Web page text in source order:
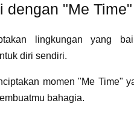
dengan "Me Time"
lingkungan yang
diri sendiri.
momen "Me Time"
bahagia.